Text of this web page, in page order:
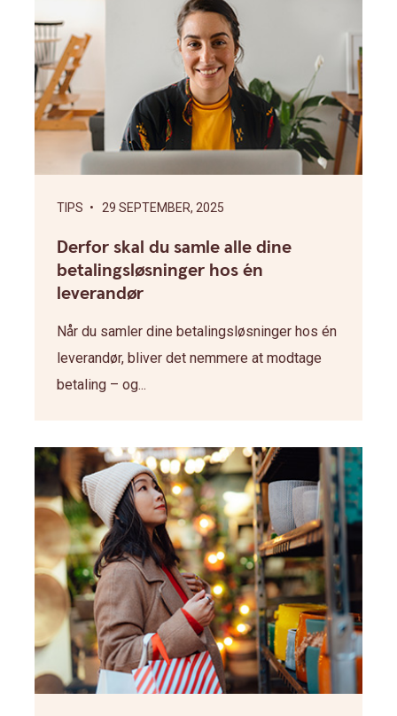
TIPS • 29 SEPTEMBER, 2025
Derfor skal du samle alle dine
betalingsløsninger hos én
leverandør
Når du samler dine betalingsløsninger hos én
leverandør, bliver det nemmere at modtage
betaling – og...